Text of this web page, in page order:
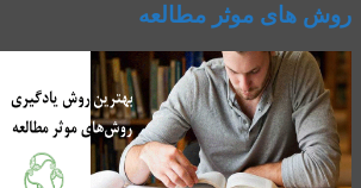
روش های موثر مطالعه